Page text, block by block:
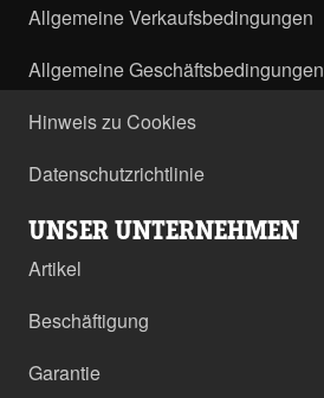
Allgemeine Verkaufsbedingungen
Allgemeine Geschäftsbedingungen
Hinweis zu Cookies
Datenschutzrichtlinie
UNSER UNTERNEHMEN
Artikel
Beschäftigung
Garantie